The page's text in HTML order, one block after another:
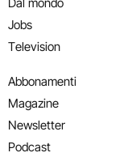
Dal mondo
Jobs
Television
Abbonamenti
Magazine
Newsletter
Podcast